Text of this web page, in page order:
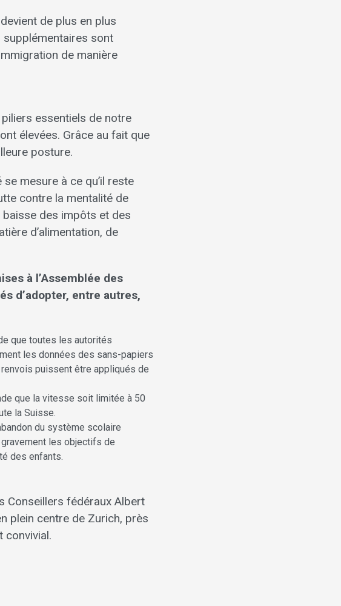
de plus en plus
supplémentaires sont
de manière
piliers essentiels de notre
élevées. Grâce au fait que
posture.
mesure à ce qu’il reste
contre la mentalité de
baisse des impôts et des
d’alimentation, de
à l’Assemblée des
d’adopter, entre autres,
que toutes les autorités
les données des sans-papiers
puissent être appliqués de
que la vitesse soit limitée à 50
la Suisse.
du système scolaire
les objectifs de
des enfants.
Conseillers fédéraux Albert
plein centre de Zurich, près
convivial.